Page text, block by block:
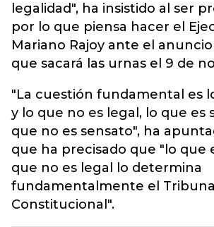
legalidad", ha insistido al ser
por lo que piensa hacer el
Mariano Rajoy ante el
que sacará las urnas el 9 de
"La cuestión fundamental es
y lo que no es legal, lo que es
que no es sensato", ha
que ha precisado que "lo que
que no es legal lo determina
fundamentalmente el Tribunal
Constitucional".